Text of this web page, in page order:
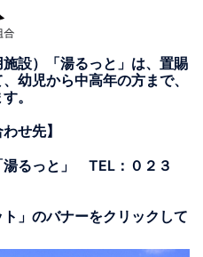
設）「湯るっと」は、置賜
幼児から中高年の方まで、
。
せ先】
るっと」 TEL：０２３
」のバナーをクリックして